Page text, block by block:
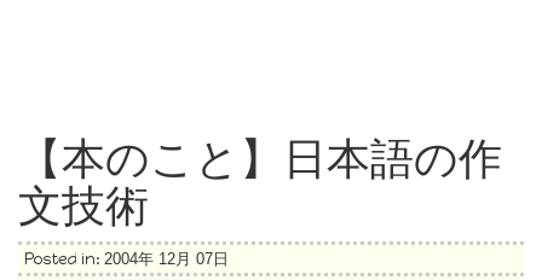
【本のこと】日本語の作
文技術
Posted in: 2004年 12月 07日